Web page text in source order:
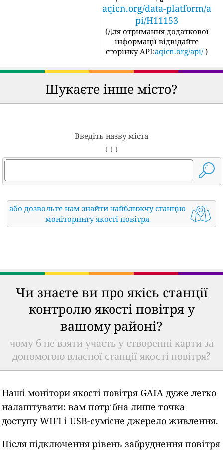
aqicn.org/data-platform/a
pi/H11153
(Для отримання додаткової
інформації відвідайте
сторінку API:aqicn.org/api/ )
Шукаєте інше місто?
Введіть назву міста
↓ ↓ ↓
або дозвольте нам знайти найближчу станцію
моніторингу якості повітря
Чи знаєте ви про якісь станції
контролю якості повітря у
вашому районі?
чому б не взяти участь у створенні карти за
допомогою власної станції якості повітря?
Наші монітори якості повітря GAIA дуже легко
налаштувати: вам потрібна лише точка
доступу WIFI і USB-сумісне джерело живлення.
Після підключення рівень забруднення повітря